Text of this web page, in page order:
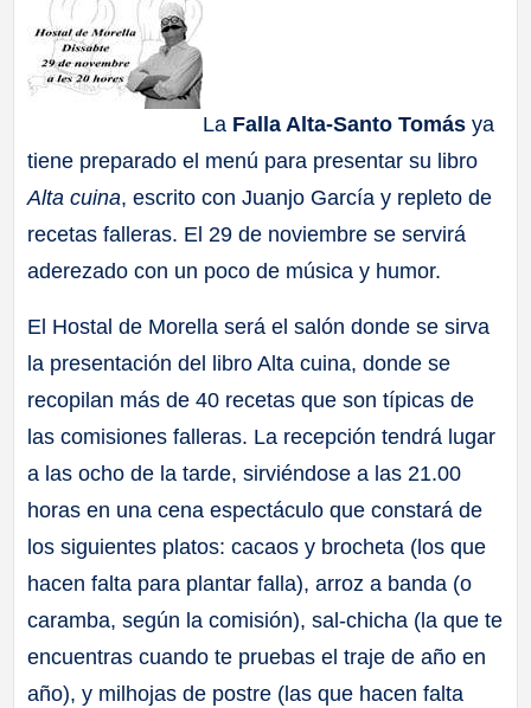
La Falla Alta-Santo Tomás ya
tiene preparado el menú para presentar su libro
Alta cuina, escrito con Juanjo García y repleto de
recetas falleras. El 29 de noviembre se servirá
aderezado con un poco de música y humor.
El Hostal de Morella será el salón donde se sirva
la presentación del libro Alta cuina, donde se
recopilan más de 40 recetas que son típicas de
las comisiones falleras. La recepción tendrá lugar
a las ocho de la tarde, sirviéndose a las 21.00
horas en una cena espectáculo que constará de
los siguientes platos: cacaos y brocheta (los que
hacen falta para plantar falla), arroz a banda (o
caramba, según la comisión), sal-chicha (la que te
encuentras cuando te pruebas el traje de año en
año), y milhojas de postre (las que hacen falta